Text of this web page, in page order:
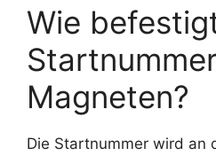
Wie
Magneten?
Die Startnummer wird an